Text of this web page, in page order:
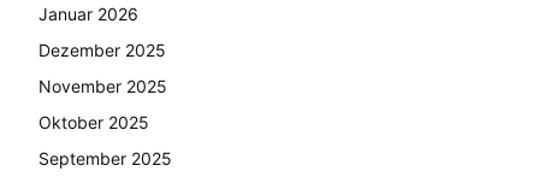
Januar 2026
Dezember 2025
November 2025
Oktober 2025
September 2025